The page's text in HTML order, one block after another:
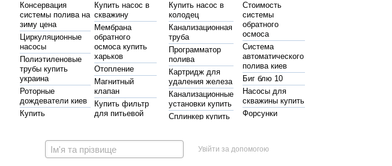
Консервация
системы полива на
зиму цена
Циркуляционные
насосы
Полиэтиленовые
трубы купить
украина
Роторные
дождеватели киев
Купить
Насосы для
повышения
Купить насос в
скважину
Мембрана
обратного
осмоса купить
харьков
Отопление
Магнитный
клапан
Купить фильтр
для питьевой
харькове
Купить насос в
колодец
Канализационная
труба
Программатор
полива
Картридж для
удаления железа
Канализационные
установки купить
Сплинкер купить
шланг для
Стоимость
Стоимость
системы
обратного
осмоса
Система
автоматического
полива киев
Биг блю 10
Насосы для
скважины купить
Форсунки
воды с защитой
гидроаккумуляторы
автоматика для насосов
Увійти за допомогою